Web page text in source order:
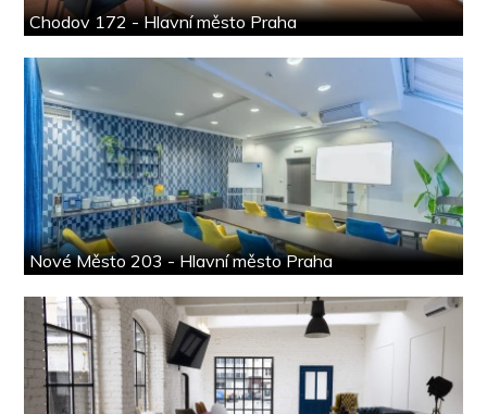
Chodov 172 - Hlavní město Praha
Nové Město 203 - Hlavní město Praha